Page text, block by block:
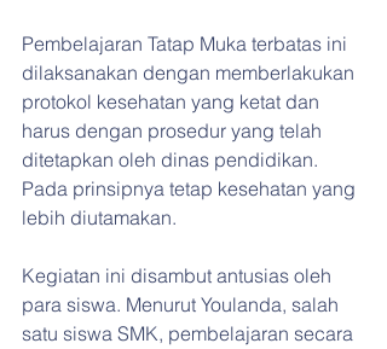
Pembelajaran Tatap Muka terbatas ini
dilaksanakan dengan memberlakukan
protokol kesehatan yang ketat dan
harus dengan prosedur yang telah
ditetapkan oleh dinas pendidikan.
Pada prinsipnya tetap kesehatan yang
lebih diutamakan.
Kegiatan ini disambut antusias oleh
para siswa. Menurut Youlanda, salah
satu siswa SMK, pembelajaran secara